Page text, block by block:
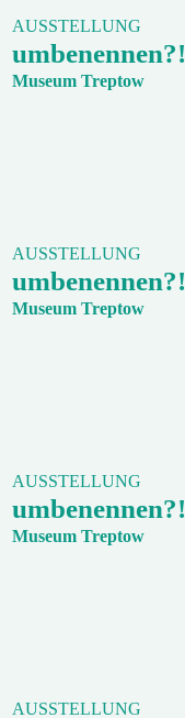
AUSSTELLUNG
umbenennen?!
Museum Treptow
AUSSTELLUNG
umbenennen?!
Museum Treptow
AUSSTELLUNG
umbenennen?!
Museum Treptow
AUSSTELLUNG